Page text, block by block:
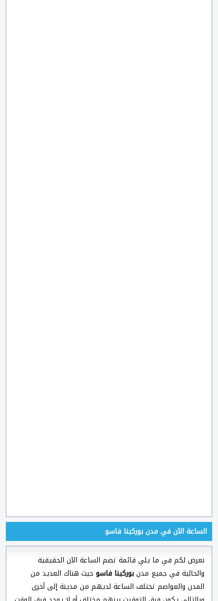
الساعة الآن في مدن بوركينا فاسو
نعرض لكم في ما يلي قائمة تضم الساعة الآن الحقيقية
والحالية في جميع مدنبوركينا فاسو حيث هناك العديد من
المدن والعواصم تختلف الساعة لديهم من مدينة إلى أخرى